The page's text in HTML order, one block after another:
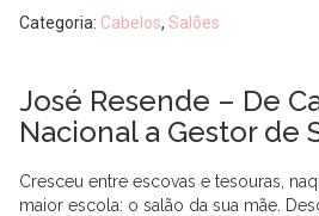
Categoria: Cabelos, Salões
José Resende – De
Nacional a Gestor de
Cresceu entre escovas e tesouras,
maior escola: o salão da sua mãe.